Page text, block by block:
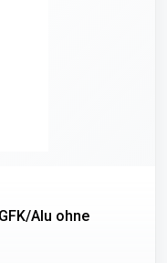
Alu ohne